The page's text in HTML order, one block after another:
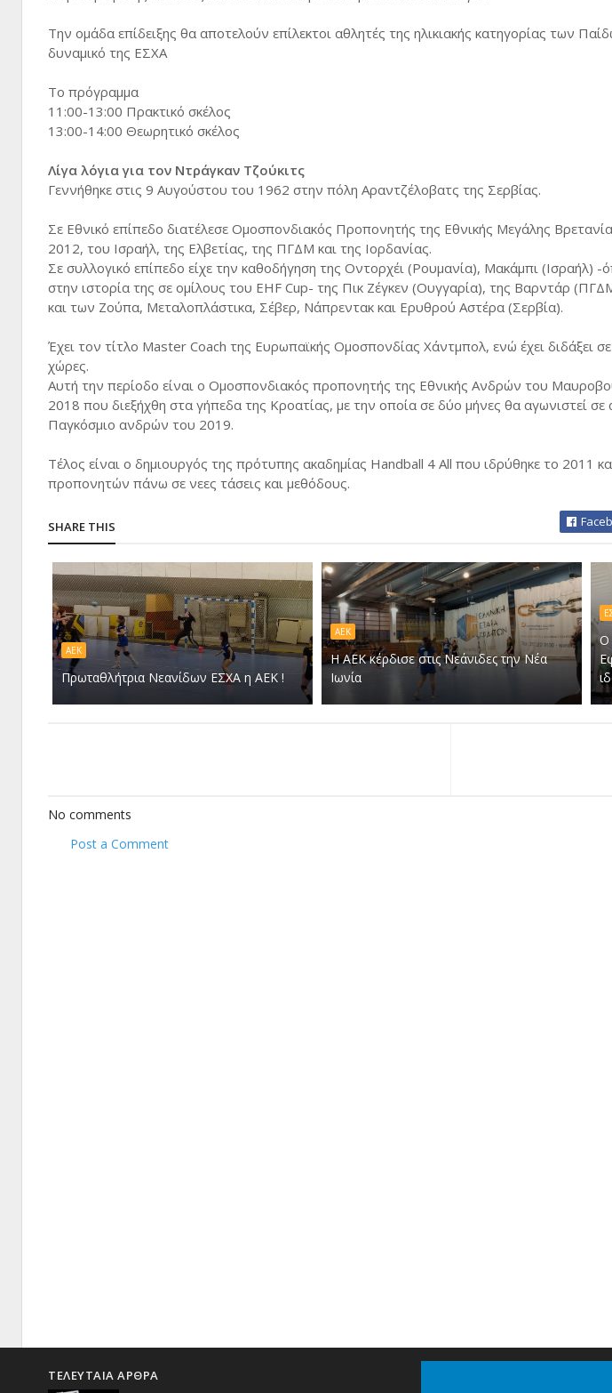
Την ομάδα επίδειξης θα αποτελούν επίλεκτοι αθλητές της ηλικιακής κατηγορίας των
δυναμικό της ΕΣΧΑ
Το πρόγραμμα
11:00-13:00 Πρακτικό σκέλος
13:00-14:00 Θεωρητικό σκέλος
Λίγα λόγια για τον Ντράγκαν Τζούκιτς
Γεννήθηκε στις 9 Αυγούστου του 1962 στην πόλη Αραντζέλοβατς της Σερβίας.
Σε Εθνικό επίπεδο διατέλεσε Ομοσπονδιακός Προπονητής της Εθνικής Μεγάλης
2012, του Ισραήλ, της Ελβετίας, της ΠΓΔΜ και της Ιορδανίας.
Σε συλλογικό επίπεδο είχε την καθοδήγηση της Οντορχέι (Ρουμανία), Μακάμπι (Ισραήλ)
στην ιστορία της σε ομίλους του EHF Cup- της Πικ Ζέγκεν (Ουγγαρία), της Βαρντάρ
και των Ζούπα, Μεταλοπλάστικα, Σέβερ, Νάπρεντακ και Ερυθρού Αστέρα (Σερβία).
Έχει τον τίτλο Master Coach της Ευρωπαϊκής Ομοσπονδίας Χάντμπολ, ενώ έχει διδάξει
χώρες.
Αυτή την περίοδο είναι ο Ομοσπονδιακός προπονητής της Εθνικής Ανδρών του
2018 που διεξήχθη στα γήπεδα της Κροατίας, με την οποία σε δύο μήνες θα αγωνιστεί
Παγκόσμιο ανδρών του 2019.
Τέλος είναι ο δημιουργός της πρότυπης ακαδημίας Handball 4 All που ιδρύθηκε το 2011
προπονητών πάνω σε νεες τάσεις και μεθόδους.
SHARE THIS
ΑΕΚ
Πρωταθλήτρια Νεανίδων ΕΣΧΑ η ΑΕΚ !
ΑΕΚ
Η ΑΕΚ κέρδισε στις Νεάνιδες την Νέα
Ιωνία
Ο
No comments
Post a Comment
ΤΕΛΕΥΤΑΙΑ ΑΡΘΡΑ